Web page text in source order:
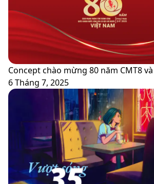
mắt
trên
iPhone
“Thành
phố
thân
thiện
với
trẻ
em”
Concept chào mừng 80 năm CMT8
6 Tháng 7, 2025